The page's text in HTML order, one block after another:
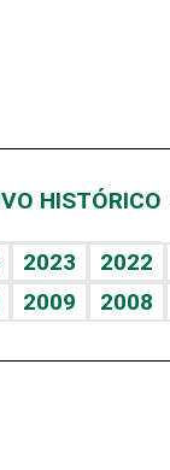
HISTÓRICO
2023 2022
2009 2008